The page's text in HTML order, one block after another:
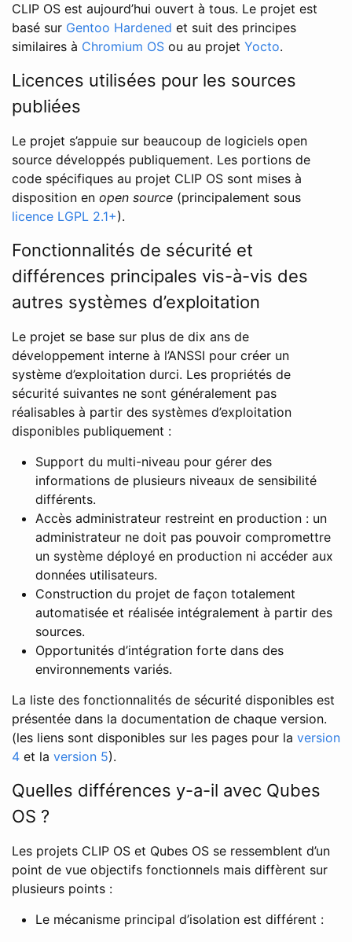
CLIP OS est aujourd’hui ouvert à tous. Le projet est
basé sur Gentoo Hardened et suit des principes
similaires à Chromium OS ou au projet Yocto.
Licences utilisées pour les sources
publiées
Le projet s’appuie sur beaucoup de logiciels open
source développés publiquement. Les portions de
code spécifiques au projet CLIP OS sont mises à
disposition en open source (principalement sous
licence LGPL 2.1+).
Fonctionnalités de sécurité et
différences principales vis-à-vis des
autres systèmes d’exploitation
Le projet se base sur plus de dix ans de
développement interne à l’ANSSI pour créer un
système d’exploitation durci. Les propriétés de
sécurité suivantes ne sont généralement pas
réalisables à partir des systèmes d’exploitation
disponibles publiquement :
Support du multi-niveau pour gérer des
informations de plusieurs niveaux de sensibilité
différents.
Accès administrateur restreint en production : un
administrateur ne doit pas pouvoir compromettre
un système déployé en production ni accéder aux
données utilisateurs.
Construction du projet de façon totalement
automatisée et réalisée intégralement à partir des
sources.
Opportunités d’intégration forte dans des
environnements variés.
La liste des fonctionnalités de sécurité disponibles est
présentée dans la documentation de chaque version.
(les liens sont disponibles sur les pages pour la version
4 et la version 5).
Quelles différences y-a-il avec Qubes
OS ?
Les projets CLIP OS et Qubes OS se ressemblent d’un
point de vue objectifs fonctionnels mais diffèrent sur
plusieurs points :
Le mécanisme principal d’isolation est différent :